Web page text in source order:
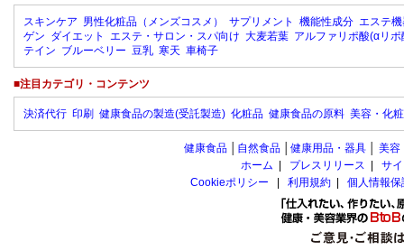
スキンケア 男性化粧品（メンズコスメ） サプリメント 機能性成分 エステ
ゲン ダイエット エステ・サロン・スパ向け 大麦若葉 アルファリポ酸(αリポ
テイン ブルーベリー 豆乳 寒天 車椅子
■注目カテゴリ・コンテンツ
決済代行 印刷 健康食品の製造(受託製造) 化粧品 健康食品の原料 美容・化
健康食品 自然食品 健康用品・器具 美容
ホーム
プレスリリース
サ
Cookieポリシー
利用規約 個人情報